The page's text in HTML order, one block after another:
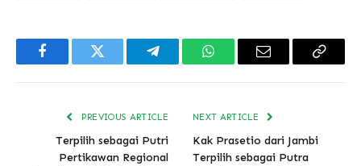
FacebookTwitter TelegramWhatsAppEmail
Copy
PREVIOUS ARTICLE
Terpilih sebagai Putri
Pertikawan Regional
NEXT ARTICLE
Kak Prasetio dari Jambi
Terpilih sebagai Putra